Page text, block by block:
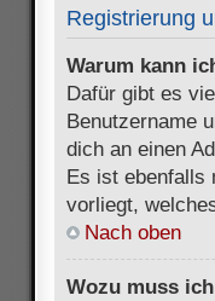
Registrierung
Warum kann
Dafür gibt es
Benutzername
dich an einen
Es ist ebenfalls
vorliegt,
Nach oben
Wozu muss